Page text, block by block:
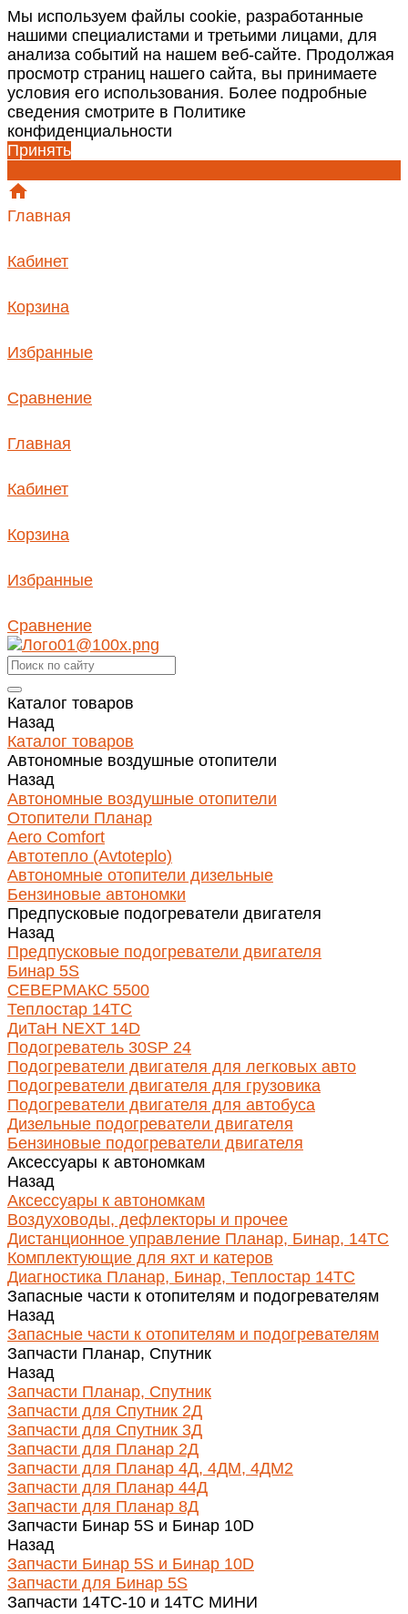
Мы используем файлы cookie, разработанные
нашими специалистами и третьими лицами, для
анализа событий на нашем веб-сайте. Продолжая
просмотр страниц нашего сайта, вы принимаете
условия его использования. Более подробные
сведения смотрите в Политике
конфиденциальности
Принять
Главная
Кабинет
Корзина
Избранные
Сравнение
Главная
Кабинет
Корзина
Избранные
Сравнение
Каталог товаров
Назад
Каталог товаров
Автономные воздушные отопители
Назад
Автономные воздушные отопители
Отопители Планар
Aero Comfort
Автотепло (Avtoteplo)
Автономные отопители дизельные
Бензиновые автономки
Предпусковые подогреватели двигателя
Назад
Предпусковые подогреватели двигателя
Бинар 5S
СЕВЕРМАКС 5500
Теплостар 14ТС
ДиТаН NEXT 14D
Подогреватель 30SP 24
Подогреватели двигателя для легковых авто
Подогреватели двигателя для грузовика
Подогреватели двигателя для автобуса
Дизельные подогреватели двигателя
Бензиновые подогреватели двигателя
Аксессуары к автономкам
Назад
Аксессуары к автономкам
Воздуховоды, дефлекторы и прочее
Дистанционное управление Планар, Бинар, 14ТС
Комплектующие для яхт и катеров
Диагностика Планар, Бинар, Теплостар 14ТС
Запасные части к отопителям и подогревателям
Назад
Запасные части к отопителям и подогревателям
Запчасти Планар, Спутник
Назад
Запчасти Планар, Спутник
Запчасти для Спутник 2Д
Запчасти для Спутник 3Д
Запчасти для Планар 2Д
Запчасти для Планар 4Д, 4ДМ, 4ДМ2
Запчасти для Планар 44Д
Запчасти для Планар 8Д
Запчасти Бинар 5S и Бинар 10D
Назад
Запчасти Бинар 5S и Бинар 10D
Запчасти для Бинар 5S
Запчасти 14ТС-10 и 14ТС МИНИ